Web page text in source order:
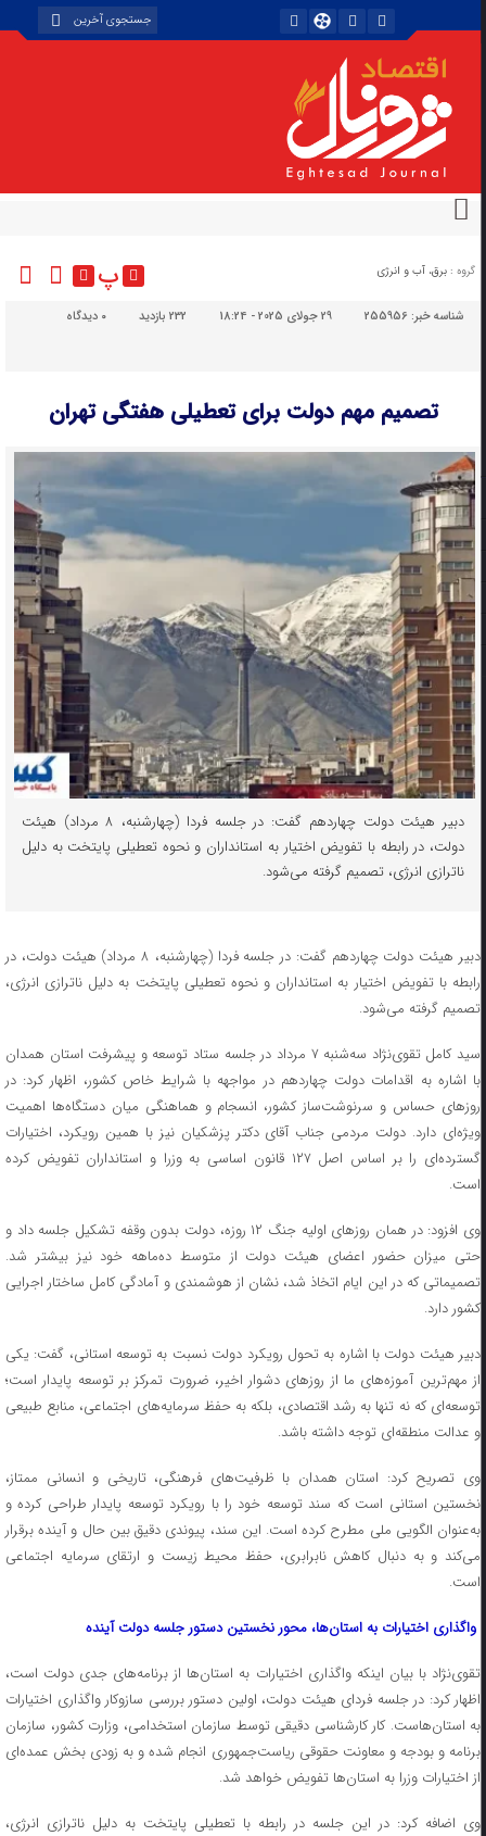
گروه : برق، آب و انرژی پ
شناسه خبر:255956 29 جولای 2025 - 18:24 232 بازدید دیدگاه
تصمیم مهم دولت برای تعطیلی هفتگی تهران
دبیر هیئت دولت چهاردهم گفت: در جلسه فردا (چهارشنبه، ۸ مرداد) هیئت
دولت، در رابطه با تفویض اختیار به استانداران و نحوه تعطیلی پایتخت به دلیل
ناترازی انرژی، تصمیم گرفته می‌شود.
دبیر هیئت دولت چهاردهم گفت: در جلسه فردا (چهارشنبه، ۸ مرداد) هیئت دولت، در
رابطه با تفویض اختیار به استانداران و نحوه تعطیلی پایتخت به دلیل ناترازی انرژی،
تصمیم گرفته می‌شود.
سید کامل تقوی‌نژاد سه‌شنبه ۷ مرداد در جلسه ستاد توسعه و پیشرفت استان همدان
با اشاره به اقدامات دولت چهاردهم در مواجهه با شرایط خاص کشور، اظهار کرد: در
روزهای حساس و سرنوشت‌ساز کشور، انسجام و هماهنگی میان دستگاه‌ها اهمیت
ویژه‌ای دارد. دولت مردمی جناب آقای دکتر پزشکیان نیز با همین رویکرد، اختیارات
گسترده‌ای را بر اساس اصل ۱۲۷ قانون اساسی به وزرا و استانداران تفویض کرده
است.
وی افزود: در همان روزهای اولیه جنگ ۱۲ روزه، دولت بدون وقفه تشکیل جلسه داد و
حتی میزان حضور اعضای هیئت دولت از متوسط ده‌ماهه خود نیز بیشتر شد.
تصمیماتی که در این ایام اتخاذ شد، نشان از هوشمندی و آمادگی کامل ساختار اجرایی
کشور دارد.
دبیر هیئت دولت با اشاره به تحول رویکرد دولت نسبت به توسعه استانی، گفت: یکی
از مهم‌ترین آموزه‌های ما از روزهای دشوار اخیر، ضرورت تمرکز بر توسعه پایدار است؛
توسعه‌ای که نه تنها به رشد اقتصادی، بلکه به حفظ سرمایه‌های اجتماعی، منابع طبیعی
و عدالت منطقه‌ای توجه داشته باشد.
وی تصریح کرد: استان همدان با ظرفیت‌های فرهنگی، تاریخی و انسانی ممتاز،
نخستین استانی است که سند توسعه خود را با رویکرد توسعه پایدار طراحی کرده و
به‌عنوان الگویی ملی مطرح کرده است. این سند، پیوندی دقیق بین حال و آینده برقرار
می‌کند و به دنبال کاهش نابرابری، حفظ محیط زیست و ارتقای سرمایه اجتماعی
است.
واگذاری اختیارات به استان‌ها، محور نخستین دستور جلسه دولت آینده
تقوی‌نژاد با بیان اینکه واگذاری اختیارات به استان‌ها از برنامه‌های جدی دولت است،
اظهار کرد: در جلسه فردای هیئت دولت، اولین دستور بررسی سازوکار واگذاری اختیارات
به استان‌هاست. کار کارشناسی دقیقی توسط سازمان استخدامی، وزارت کشور، سازمان
برنامه‌ و بودجه و معاونت حقوقی ریاست‌جمهوری انجام شده و به زودی بخش عمده‌ای
از اختیارات وزرا به استان‌ها تفویض خواهد شد.
وی اضافه کرد: در این جلسه در رابطه با تعطیلی پایتخت به دلیل ناترازی انرژی،